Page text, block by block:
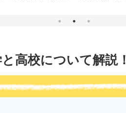
高校について解説！